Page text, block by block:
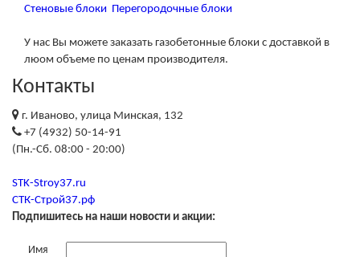
Стеновые блоки Перегородочные блоки
У нас Вы можете заказать газобетонные блоки с доставкой в
люом объеме по ценам производителя.
Контакты
г. Иваново, улица Минская, 132
+7 (4932) 50-14-91
(Пн.-Сб. 08:00 - 20:00)
STK-Stroy37.ru
СТК-Строй37.рф
Подпишитесь на наши новости и акции:
Имя